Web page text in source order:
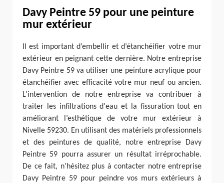
Davy Peintre 59 pour une peinture
mur extérieur
Il est important d’embellir et d’étanchéifier votre mur
extérieur en peignant cette dernière. Notre entreprise
Davy Peintre 59 va utiliser une peinture acrylique pour
étanchéifier avec efficacité votre mur neuf ou ancien.
L’intervention de notre entreprise va contribuer à
traiter les infiltrations d'eau et la fissuration tout en
améliorant l’esthétique de votre mur extérieur à
Nivelle 59230. En utilisant des matériels professionnels
et des peintures de qualité, notre entreprise Davy
Peintre 59 pourra assurer un résultat irréprochable.
De ce fait, n’hésitez plus à contacter notre entreprise
Davy Peintre 59 pour peindre vos murs extérieurs à